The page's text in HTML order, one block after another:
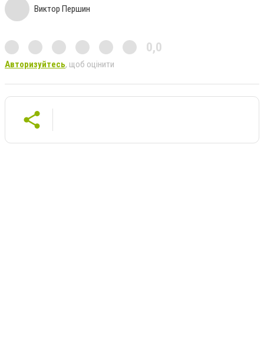
Виктор Першин
0,0
Авторизуйтесь, щоб оцінити